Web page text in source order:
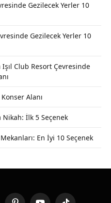
Gezilecek Yerler 10
Gezilecek Yerler 10
Club Resort Çevresinde
Alanı
İlk 5 Seçenek
En İyi 10 Seçenek